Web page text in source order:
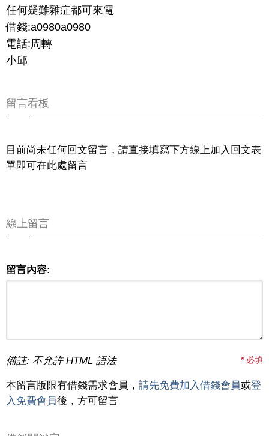
任何疑難雜症都可來電
借錢:a0980a0980
電話:周轉
小邱
留言看板
目前尚未任何回文留言，請直接填寫下方線上加入回文表
單即可在此處留言
線上留言
留言內容:
備註: 不允許 HTML 語法 *必填
本留言版限有借錢需求會員， 請先免費加入借錢會員或登
入免費會員後，方可留言